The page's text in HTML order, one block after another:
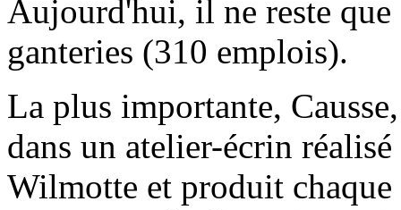
Aujourd'hui, il ne reste que
ganteries (310 emplois).
La plus importante,
dans un atelier-écrin
Wilmotte et produit chaque